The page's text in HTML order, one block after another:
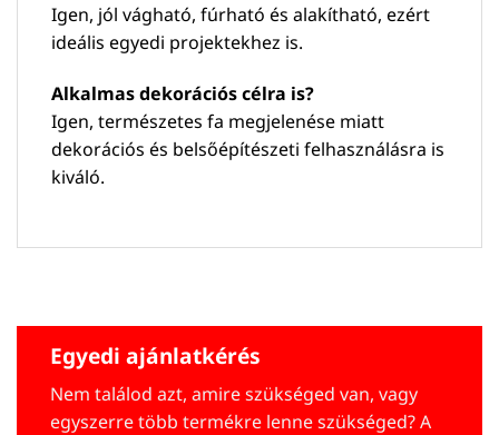
Igen, jól vágható, fúrható és alakítható, ezért
ideális egyedi projektekhez is.
Alkalmas dekorációs célra is?
Igen, természetes fa megjelenése miatt
dekorációs és belsőépítészeti felhasználásra is
kiváló.
Egyedi ajánlatkérés
Nem találod azt, amire szükséged van, vagy
egyszerre több termékre lenne szükséged? A